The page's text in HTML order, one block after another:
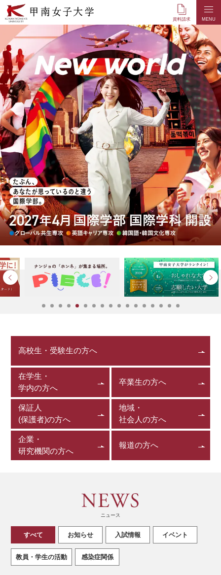
本
文
へ
リ
ン
ク
ナ
ビ
ゲ
ー
シ
ョ
ン
へ
の
リ
ン
ク
資料請求 MENU
高校生・受験生の方へ
在学生・
学内の方へ
卒業生の方へ
保証人
(保護者)の方へ
地域・
社会人の方へ
企業・
研究機関の方へ
報道の方へ
ニュース
すべて お知らせ 入試情報 イベント
教員・学生の活動 感染症関係